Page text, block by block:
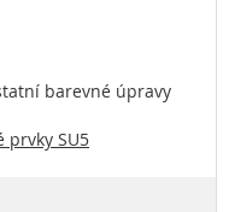
barevné úpravy
prvky SU5